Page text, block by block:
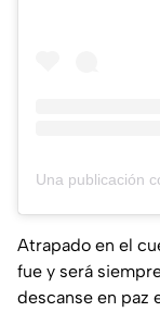
Atrapado en el
fue y será
descanse en paz